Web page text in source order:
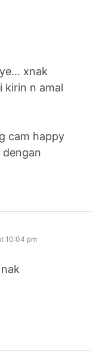
xnak
kirin n amal
cam happy
dengan
10:04 pm